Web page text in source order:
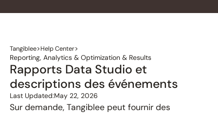
Tangiblee>Help Center>
Reporting, Analytics & Optimization & Results
Rapports Data Studio et
descriptions des événements
Last Updated:May 22, 2026
Sur demande, Tangiblee peut fournir des